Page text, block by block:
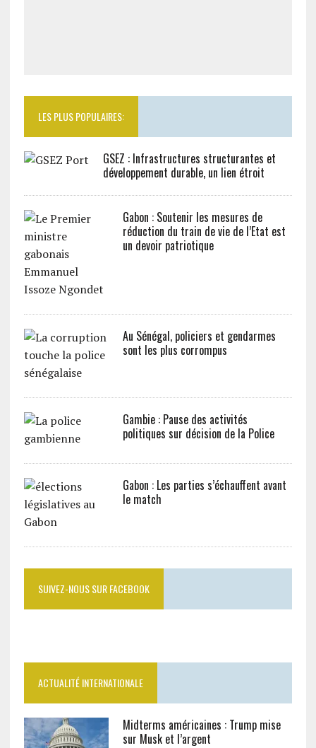
LES PLUS POPULAIRES:
GSEZ : Infrastructures structurantes et
développement durable, un lien étroit
Gabon : Soutenir les mesures de
réduction du train de vie de l’Etat est
un devoir patriotique
Au Sénégal, policiers et gendarmes
sont les plus corrompus
Gambie : Pause des activités
politiques sur décision de la Police
Gabon : Les parties s’échauffent avant
le match
SUIVEZ-NOUS SUR FACEBOOK
ACTUALITÉ INTERNATIONALE
Midterms américaines : Trump mise
sur Musk et l’argent